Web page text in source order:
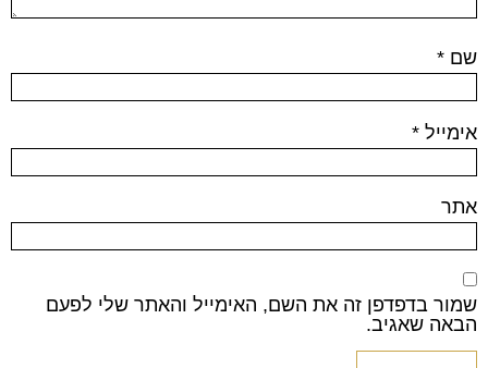
שם *
אימייל *
אתר
שמור בדפדפן זה את השם, האימייל והאתר שלי לפעם
הבאה שאגיב.